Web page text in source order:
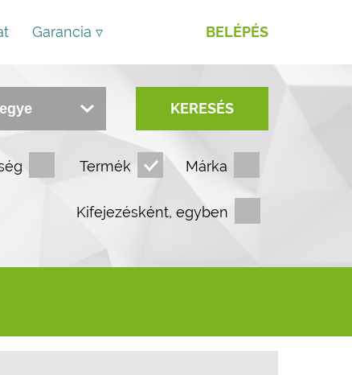
Garancia ▿ BELÉPÉS
KERESÉS
Termék Márka
Kifejezésként, egyben